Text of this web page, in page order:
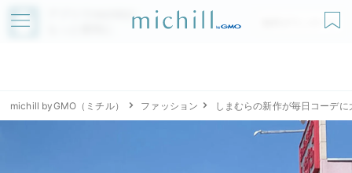
アプリでmichillが
無料ダウンロード
michill byGMO（ミチル） ファッション しまむらの新作が毎日コーデ